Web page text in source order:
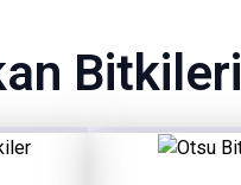
Bitkileri